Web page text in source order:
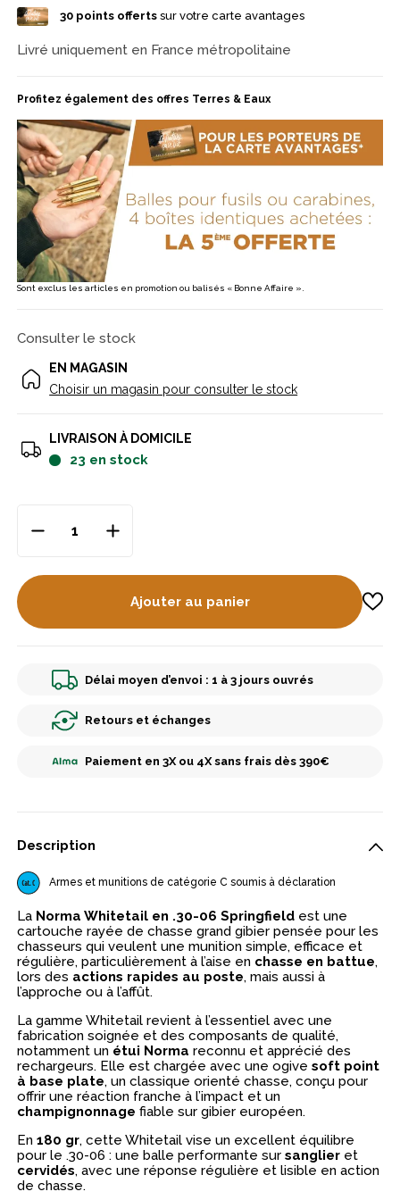
30points offertssur votre carte avantages
Livré uniquement en France métropolitaine
Profitez également des offres Terres & Eaux
Sont exclus les articles en promotion ou balisés « Bonne Affaire ».
Consulter le stock
EN MAGASIN
Choisir un magasin pour consulter le stock
LIVRAISON À DOMICILE
23 en stock
Ajouter au panier
Délai moyen d’envoi : 1 à 3 jours ouvrés
Retours et échanges
Paiement en 3X ou 4X sans frais dès 390€
Description
Armes et munitions de catégorie C soumis à déclaration
La Norma Whitetail en .30-06 Springfield est une
cartouche rayée de chasse grand gibier pensée pour les
chasseurs qui veulent une munition simple, efficace et
régulière, particulièrement à l’aise en chasse en battue,
lors des actions rapides au poste, mais aussi à
l’approche ou à l’affût.
La gamme Whitetail revient à l’essentiel avec une
fabrication soignée et des composants de qualité,
notamment un étui Norma reconnu et apprécié des
rechargeurs. Elle est chargée avec une ogivesoft point
à base plate, un classique orienté chasse, conçu pour
offrir une réaction franche à l’impact et un
champignonnage fiable sur gibier européen.
En180 gr, cette Whitetail vise un excellent équilibre
pour le .30-06 : une balle performante sursanglier et
cervidés, avec une réponse régulière et lisible en action
de chasse.